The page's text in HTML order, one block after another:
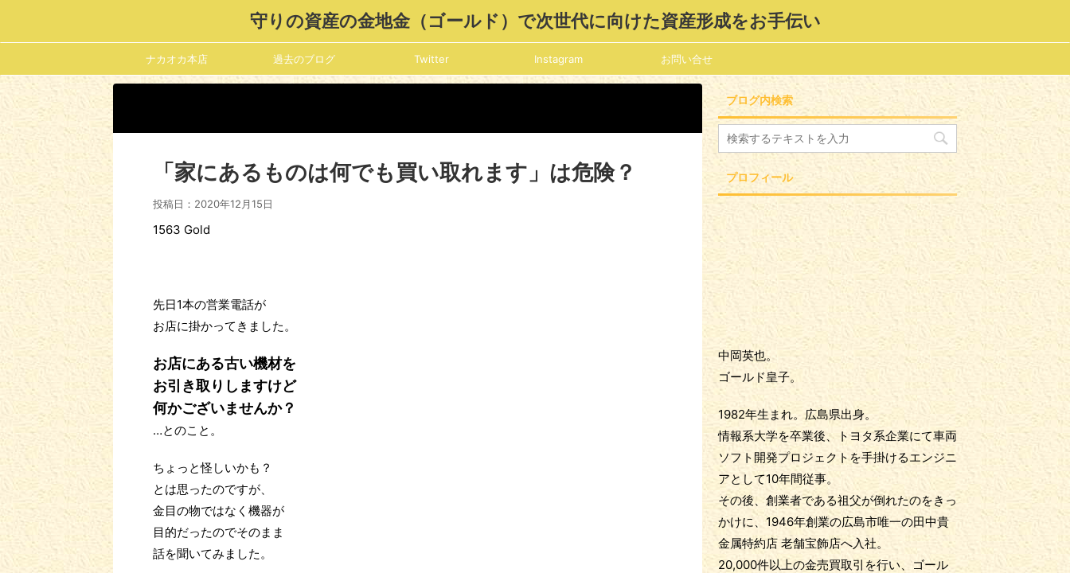
守りの資産の金地金（ゴールド）で次世代に向けた資産形成をお手伝い
ナカオカ本店 過去のブログ Twitter Instagram お問い合せ
「家にあるものは何でも買い取れます」は危険？
投稿日： 2020年12月15日
1563 Gold
先日1本の営業電話が
お店に掛かってきました。
お店にある古い機材を
お引き取りしますけど
何かございませんか？
…とのこと。
ちょっと怪しいかも？
とは思ったのですが、
金目の物ではなく機器が
目的だったのでそのまま
話を聞いてみました。
ブログ内検索
プロフィール
中岡英也。
ゴールド皇子。
1982年生まれ。広島県出身。
情報系大学を卒業後、トヨタ系企業にて車両
ソフト開発プロジェクトを手掛けるエンジニ
アとして10年間従事。
その後、創業者である祖父が倒れたのをきっ
かけに、1946年創業の広島市唯一の田中貴
金属特約店 老舗宝飾店へ入社。
20,000件以上の金売買取引を行い、ゴール